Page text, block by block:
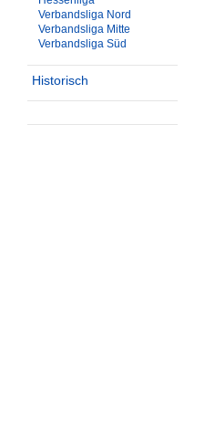
Verbandsliga Nord
Verbandsliga Mitte
Verbandsliga Süd
Historisch